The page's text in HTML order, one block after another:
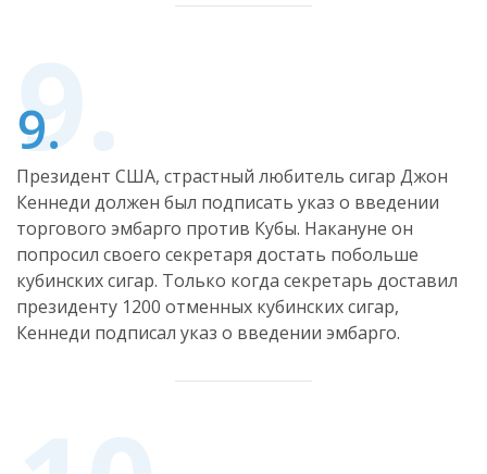
Президент США, страстный любитель сигар Джон
Кеннеди должен был подписать указ о введении
торгового эмбарго против Кубы. Накануне он
попросил своего секретаря достать побольше
кубинских сигар. Только когда секретарь доставил
президенту 1200 отменных кубинских сигар,
Кеннеди подписал указ о введении эмбарго.